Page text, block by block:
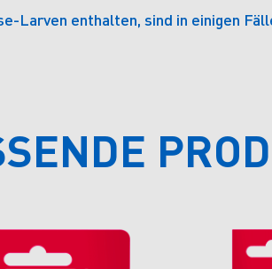
Larven enthalten, sind in einigen